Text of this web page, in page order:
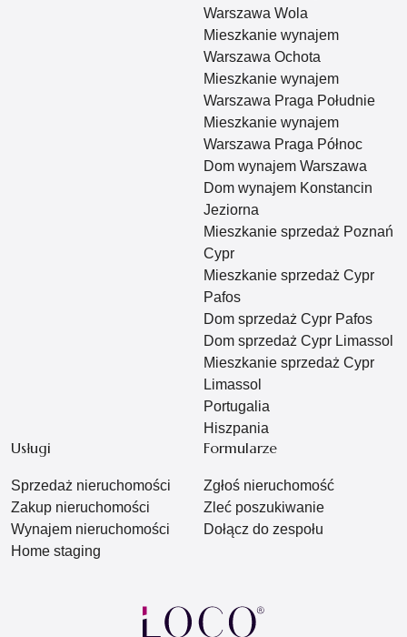
Warszawa Wola
Mieszkanie wynajem
Warszawa Ochota
Mieszkanie wynajem
Warszawa Praga Południe
Mieszkanie wynajem
Warszawa Praga Północ
Dom wynajem Warszawa
Dom wynajem Konstancin
Jeziorna
Mieszkanie sprzedaż Poznań
Cypr
Mieszkanie sprzedaż Cypr
Pafos
Dom sprzedaż Cypr Pafos
Dom sprzedaż Cypr Limassol
Mieszkanie sprzedaż Cypr
Limassol
Portugalia
Hiszpania
Usługi
Sprzedaż nieruchomości
Zakup nieruchomości
Wynajem nieruchomości
Home staging
Formularze
Zgłoś nieruchomość
Zleć poszukiwanie
Dołącz do zespołu